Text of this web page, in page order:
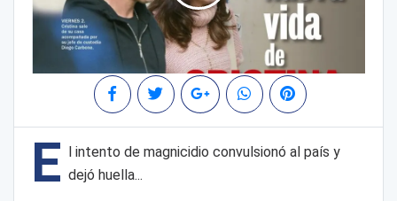
E l intento de magnicidio convulsionó al país y
dejó huella...